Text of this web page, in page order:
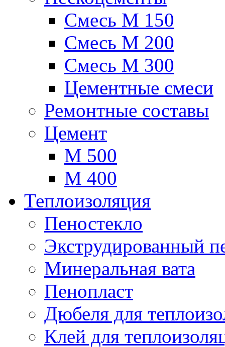
Смесь М 150
Смесь М 200
Смесь М 300
Цементные смеси
Ремонтные составы
Цемент
М 500
М 400
Теплоизоляция
Пеностекло
Экструдированный
Минеральная вата
Пенопласт
Дюбеля для
Клей для